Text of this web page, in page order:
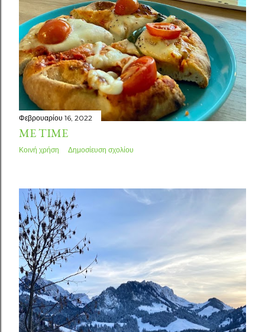
Φεβρουαρίου 16, 2022
ME TIME
Κοινή χρήση Δημοσίευση σχολίου